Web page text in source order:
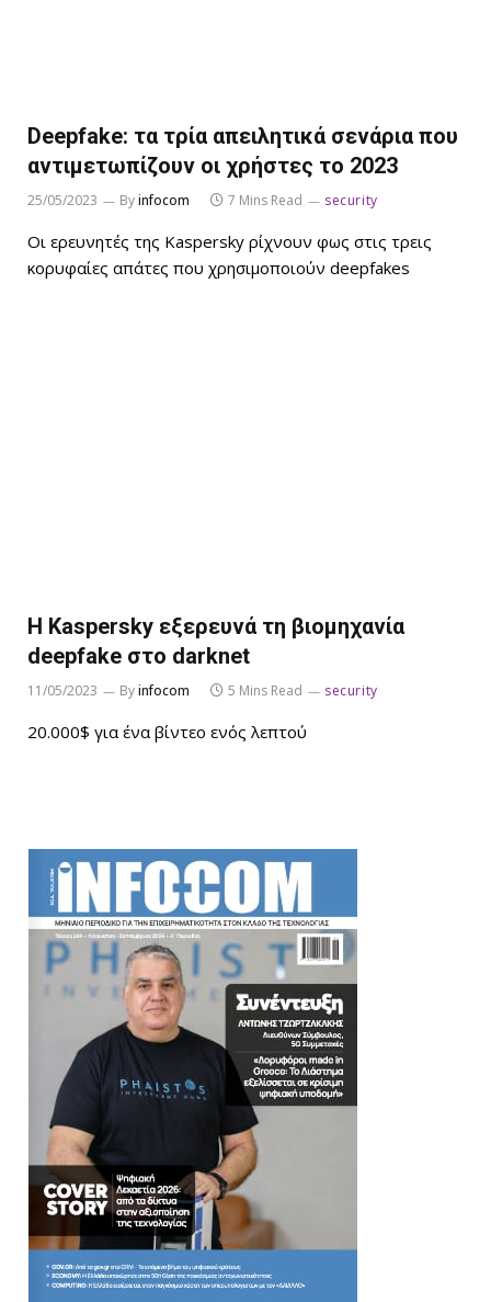
Deepfake: τα τρία απειλητικά σενάρια που
αντιμετωπίζουν οι χρήστες το 2023
25/05/2023 Byinfocom 7 Mins Read security
Οι ερευνητές της Kaspersky ρίχνουν φως στις τρεις
κορυφαίες απάτες που χρησιμοποιούν deepfakes
Η Kaspersky εξερευνά τη βιομηχανία
deepfake στο darknet
11/05/2023 Byinfocom 5 Mins Read security
20.000$ για ένα βίντεο ενός λεπτού